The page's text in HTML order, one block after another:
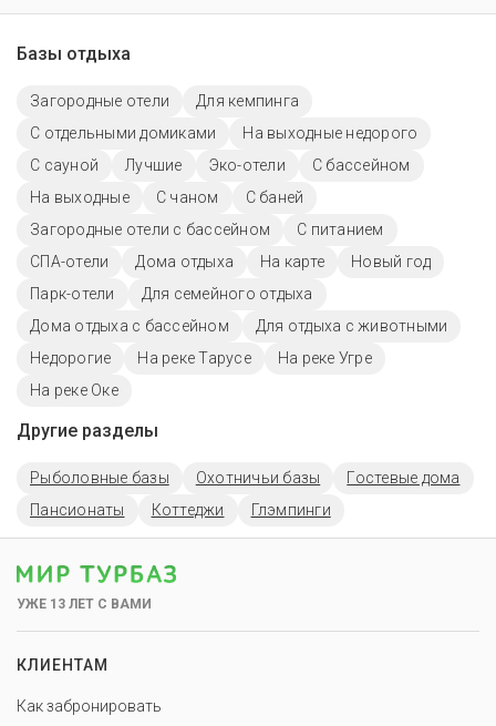
Базы отдыха
Загородные отели
Для кемпинга
С отдельными домиками
На выходные недорого
С сауной
Лучшие Эко-отели
С бассейном
На выходные
С чаном
С баней
Загородные отели с бассейном
С питанием
СПА-отели
Дома отдыха На карте
Новый год
Парк-отели
Для семейного отдыха
Дома отдыха с бассейном
Для отдыха с животными
Недорогие
На реке Тарусе
На реке Угре
На реке Оке
Другие разделы
Рыболовные базы Охотничьи базы
Гостевые дома
Пансионаты
Коттеджи Глэмпинги
УЖЕ 13 ЛЕТ С ВАМИ
КЛИЕНТАМ
Как забронировать